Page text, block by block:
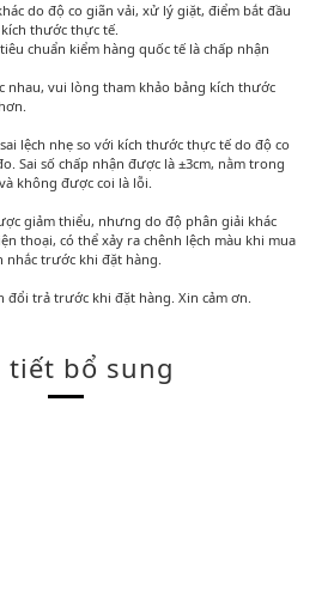
do độ co giãn vải, xử lý giặt, điểm bắt đầu
thước thực tế.
tiêu chuẩn kiểm hàng quốc tế là chấp nhận
nhau, vui lòng tham khảo bảng kích thước
lệch nhẹ so với kích thước thực tế do độ co
Sai số chấp nhận được là ±3cm, nằm trong
không được coi là lỗi.
giảm thiểu, nhưng do độ phân giải khác
thoại, có thể xảy ra chênh lệch màu khi mua
nhắc trước khi đặt hàng.
đổi trả trước khi đặt hàng. Xin cảm ơn.
tiết bổ sung